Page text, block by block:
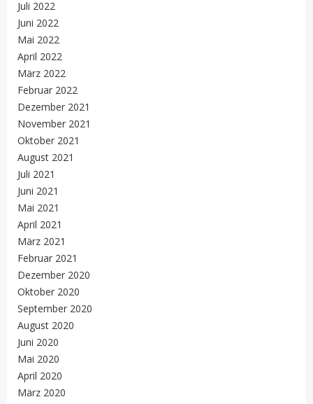
Juli 2022
Juni 2022
Mai 2022
April 2022
März 2022
Februar 2022
Dezember 2021
November 2021
Oktober 2021
August 2021
Juli 2021
Juni 2021
Mai 2021
April 2021
März 2021
Februar 2021
Dezember 2020
Oktober 2020
September 2020
August 2020
Juni 2020
Mai 2020
April 2020
März 2020